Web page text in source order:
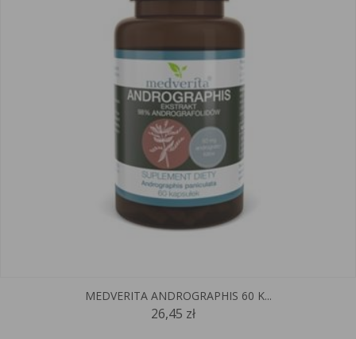
MEDVERITA ANDROGRAPHIS 60 K...
26,45 zł